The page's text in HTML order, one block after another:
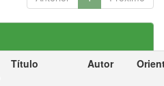
Título Autor